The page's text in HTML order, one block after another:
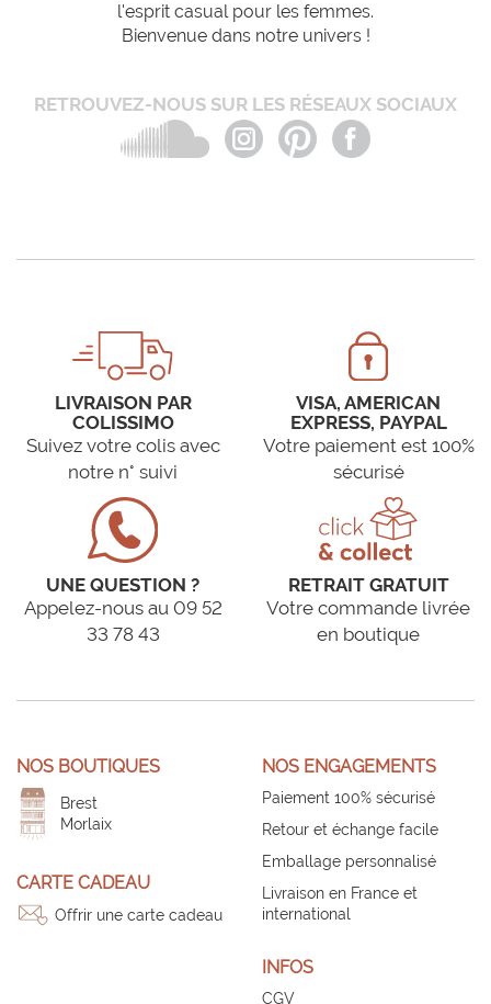
l'esprit casual pour les femmes.
Bienvenue dans notre univers !
RETROUVEZ-NOUS SUR LES RÉSEAUX SOCIAUX
LIVRAISON PAR
COLISSIMO
Suivez votre colis avec
notre n° suivi
VISA, AMERICAN
EXPRESS, PAYPAL
Votre paiement est 100%
sécurisé
UNE QUESTION ?
Appelez-nous au 09 52
33 78 43
RETRAIT GRATUIT
Votre commande livrée
en boutique
NOS BOUTIQUES
Brest
Morlaix
CARTE CADEAU
Offrir une carte cadeau
NOS ENGAGEMENTS
Paiement 100% sécurisé
Retour et échange facile
Emballage personnalisé
Livraison en France et
international
INFOS
CGV